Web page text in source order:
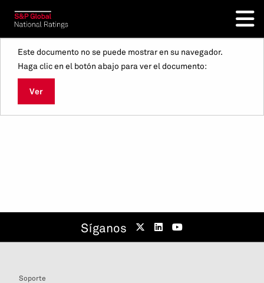
Este documento no se puede mostrar en su navegador.
Haga clic en el botón abajo para ver el documento:
Ver
Síganos
Soporte